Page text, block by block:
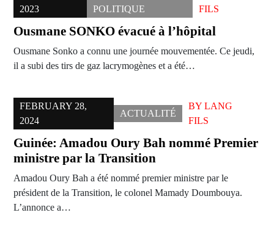
2023
POLITIQUE
FILS
Ousmane SONKO évacué à l’hôpital
Ousmane Sonko a connu une journée mouvementée. Ce jeudi,
il a subi des tirs de gaz lacrymogènes et a été…
FEBRUARY 28,
2024
ACTUALITÉ
BYLANG
FILS
Guinée: Amadou Oury Bah nommé Premier
ministre par la Transition
Amadou Oury Bah a été nommé premier ministre par le
président de la Transition, le colonel Mamady Doumbouya.
L’annonce a…